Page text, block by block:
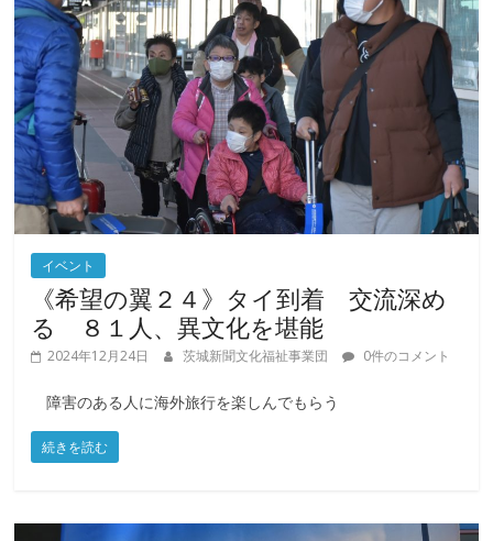
イベント
《希望の翼２４》タイ到着 交流深め
る ８１人、異文化を堪能
2024年12月24日 茨城新聞文化福祉事業団 0件のコメント
障害のある人に海外旅行を楽しんでもらう
続きを読む